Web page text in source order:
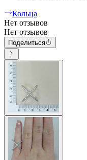
Кольца
Нет отзывов
Нет отзывов
Поделиться